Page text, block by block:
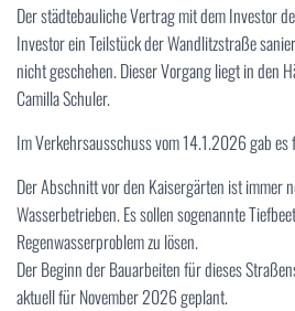
Der städtebauliche Vertrag mit dem Investor
Investor ein Teilstück der Wandlitzstraße
nicht geschehen. Dieser Vorgang liegt in den
Camilla Schuler.
Im Verkehrsausschuss vom 14.1.2026 gab es
Der Abschnitt vor den Kaisergärten ist immer
Wasserbetrieben. Es sollen sogenannte
Regenwasserproblem zu lösen.
Der Beginn der Bauarbeiten für dieses
aktuell für November 2026 geplant.